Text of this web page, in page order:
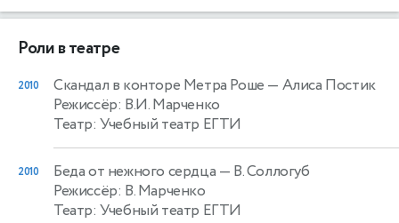
Роли в театре
2010 Скандал в конторе Метра Роше — Алиса Постик
Режиссёр: В.И. Марченко
Театр: Учебный театр ЕГТИ
2010 Беда от нежного сердца — В. Соллогуб
Режиссёр: В. Марченко
Театр: Учебный театр ЕГТИ